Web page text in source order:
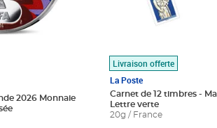
2026 Monnaie
Livraison offerte
La Poste
Carnet de 12 timbres -
Lettre verte
20g / France